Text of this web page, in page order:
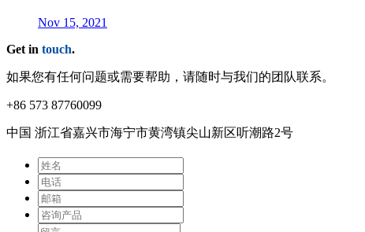
Nov 15, 2021
Get in touch.
如果您有任何问题或需要帮助，请随时与我们的团队联系。
+86 573 87760099
中国 浙江省嘉兴市海宁市⻩湾镇尖⼭新区听潮路2号